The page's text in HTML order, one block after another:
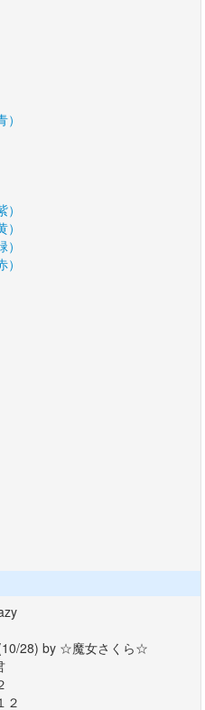
28) by ☆魔女さくら☆
２